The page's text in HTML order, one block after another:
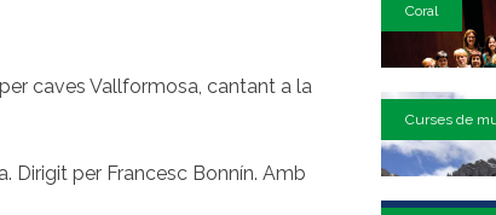
caves Vallformosa, cantant a la
Dirigit per Francesc Bonnín. Amb
Coral
Curses de